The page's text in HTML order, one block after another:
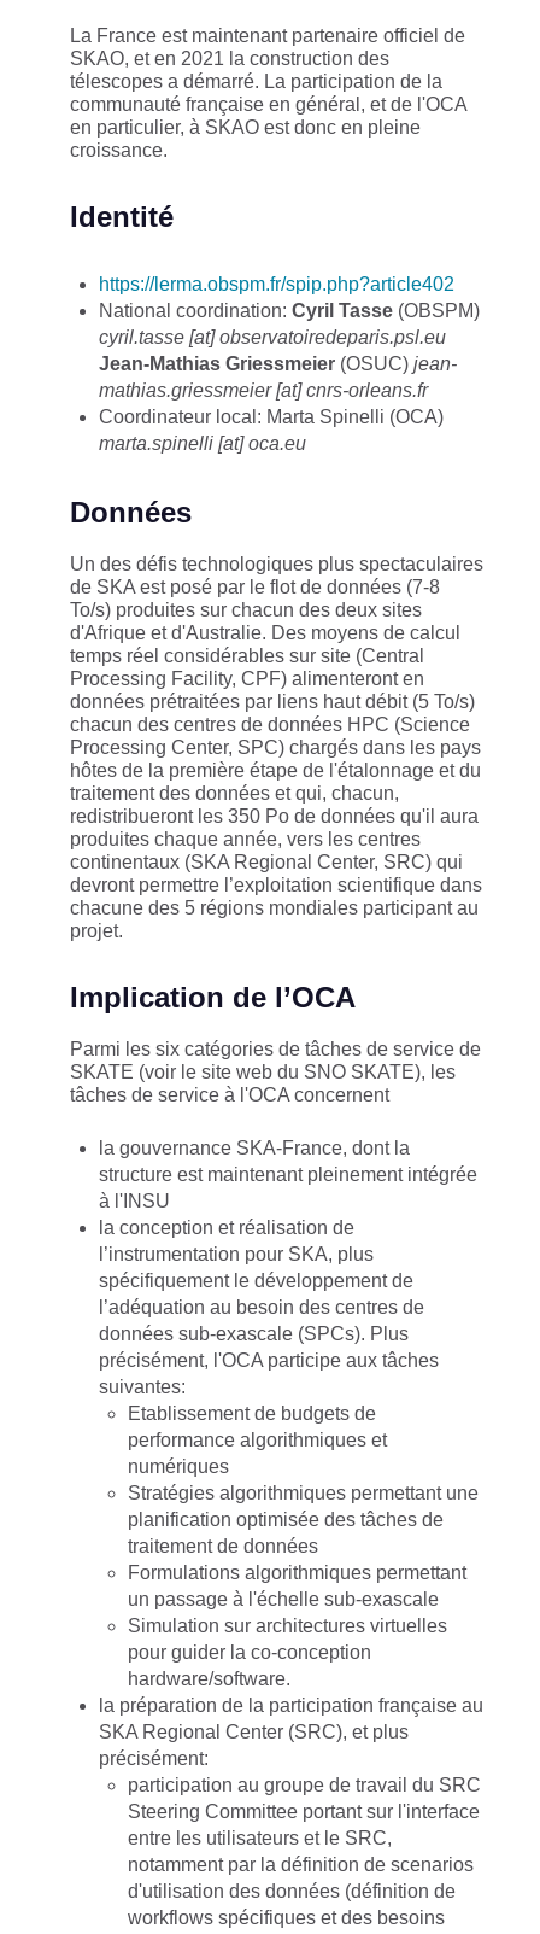
La France est maintenant partenaire officiel de
SKAO, et en 2021 la construction des
télescopes a démarré. La participation de la
communauté française en général, et de l'OCA
en particulier, à SKAO est donc en pleine
croissance.
Identité
https://lerma.obspm.fr/spip.php?article402
National coordination: Cyril Tasse (OBSPM)
cyril.tasse [at] observatoiredeparis.psl.eu
Jean-Mathias Griessmeier (OSUC) jean-
mathias.griessmeier [at] cnrs-orleans.fr
Coordinateur local: Marta Spinelli (OCA)
marta.spinelli [at] oca.eu
Données
Un des défis technologiques plus spectaculaires
de SKA est posé par le flot de données (7-8
To/s) produites sur chacun des deux sites
d'Afrique et d'Australie. Des moyens de calcul
temps réel considérables sur site (Central
Processing Facility, CPF) alimenteront en
données prétraitées par liens haut débit (5 To/s)
chacun des centres de données HPC (Science
Processing Center, SPC) chargés dans les pays
hôtes de la première étape de l'étalonnage et du
traitement des données et qui, chacun,
redistribueront les 350 Po de données qu'il aura
produites chaque année, vers les centres
continentaux (SKA Regional Center, SRC) qui
devront permettre l’exploitation scientifique dans
chacune des 5 régions mondiales participant au
projet.
Implication de l’OCA
Parmi les six catégories de tâches de service de
SKATE (voir le site web du SNO SKATE), les
tâches de service à l'OCA concernent
la gouvernance SKA-France, dont la
structure est maintenant pleinement intégrée
à l'INSU
la conception et réalisation de
l’instrumentation pour SKA, plus
spécifiquement le développement de
l’adéquation au besoin des centres de
données sub-exascale (SPCs). Plus
précisément, l'OCA participe aux tâches
suivantes:
Etablissement de budgets de
performance algorithmiques et
numériques
Stratégies algorithmiques permettant une
planification optimisée des tâches de
traitement de données
Formulations algorithmiques permettant
un passage à l'échelle sub-exascale
Simulation sur architectures virtuelles
pour guider la co-conception
hardware/software.
la préparation de la participation française au
SKA Regional Center (SRC), et plus
précisément:
participation au groupe de travail du SRC
Steering Committee portant sur l'interface
entre les utilisateurs et le SRC,
notamment par la définition de scenarios
d'utilisation des données (définition de
workflows spécifiques et des besoins